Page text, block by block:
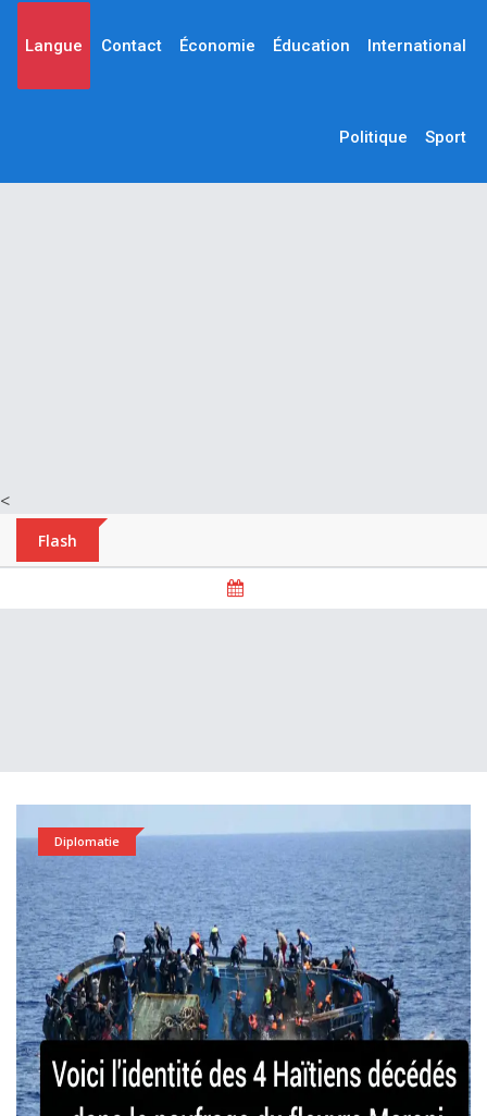
<
Langue Contact Économie Éducation International
Politique Sport
Flash
Diplomatie